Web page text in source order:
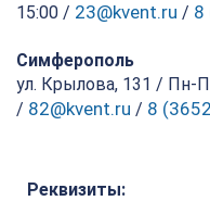
15:00 / 23@kvent.ru / 8
Симферополь
ул. Крылова, 131 / Пн-
/ 82@kvent.ru / 8
Реквизиты: